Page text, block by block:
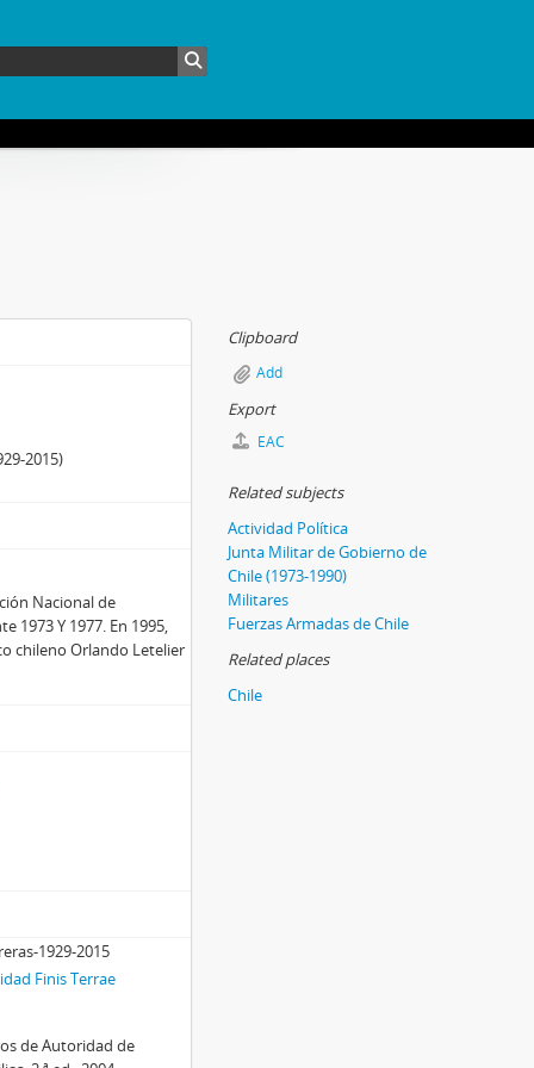
2015)
Nacional de
1973 Y 1977. En 1995,
chileno Orlando Letelier
1929-2015
Finis Terrae
de Autoridad de
Clipboard
Add
Export
EAC
Related subjects
Actividad Política
Junta Militar de Gobierno de
Chile (1973-1990)
Militares
Fuerzas Armadas de Chile
Related places
Chile